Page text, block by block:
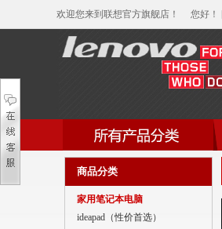
欢迎您来到联想官方旗舰店！ 您好 ！
家用笔记本电脑
商用笔记本电脑
商品分类
家用笔记本电脑
ideapad（性价首选）